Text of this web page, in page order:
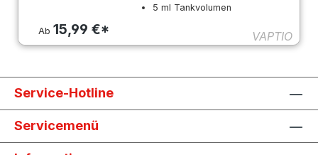
Ab15,99 €*
5 ml Tankvolumen
VAPTIO
Service-Hotline
Servicemenü